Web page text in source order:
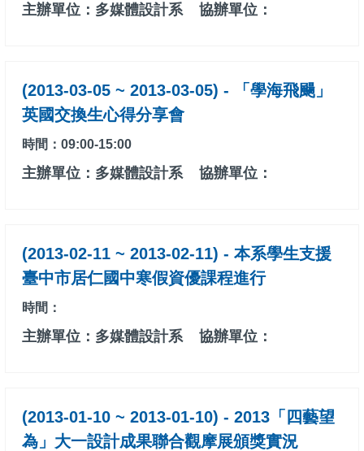
主辦單位：多媒體設計系 協辦單位：
(2013-03-05 ~ 2013-03-05) - 「學海飛颺」
英國交換生心得分享會
時間：09:00-15:00
主辦單位：多媒體設計系 協辦單位：
(2013-02-11 ~ 2013-02-11) - 本系學生支援
臺中市居仁國中寒假資優課程進行
時間：
主辦單位：多媒體設計系 協辦單位：
(2013-01-10 ~ 2013-01-10) - 2013「四藝望
為」大一設計成果聯合觀摩展頒獎實況